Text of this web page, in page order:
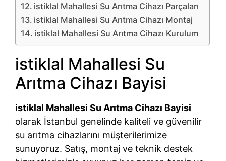
istiklal Mahallesi Su Arıtma Cihazı Parçaları
istiklal Mahallesi Su Arıtma Cihazı Montaj
istiklal Mahallesi Su Arıtma Cihazı Kurulum
istiklal Mahallesi Su
Arıtma Cihazı Bayisi
istiklal Mahallesi Su Arıtma Cihazı Bayisi
olarak İstanbul genelinde kaliteli ve güvenilir
su arıtma cihazlarını müşterilerimize
sunuyoruz. Satış, montaj ve teknik destek